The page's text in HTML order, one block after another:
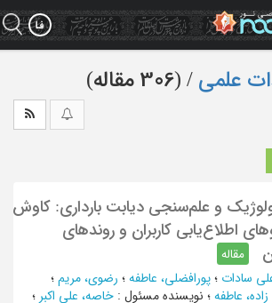
علمی ‏/ (306 مقاله)
و علم‌سنجی دیابت بارداری: کاوش
اطلاع‌یابی کاربران و روندهای
مقاله
سادات؛ پورافضلی، عاطفه؛ رضوی، مریم؛
عاطفه؛ نویسنده مسئول : خاصه، علی اکبر؛